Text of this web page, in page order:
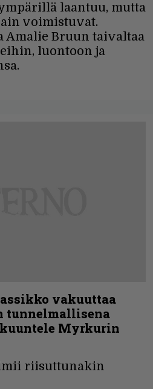
laantuu, mutta
voimistuvat.
Bruun taivaltaa
luontoon ja
vakuuttaa
tunnelmallisena
Myrkurin
riisuttunakin